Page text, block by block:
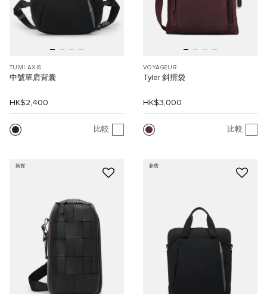
TUMI AXIS
中號單肩背囊
HK$2,400
比較
VOYAGEUR
Tyler 斜揹袋
HK$3,000
比較
新貨 新貨